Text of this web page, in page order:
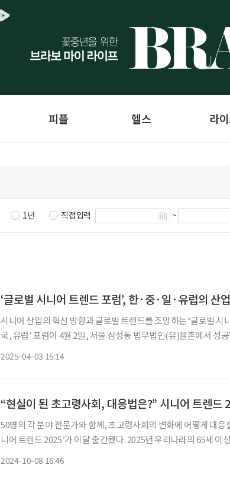
피플 헬스 라
1년 직접입력 ~
‘글로벌 시니어 트렌드 포럼’, 한·중·일·유럽의 산
시니어 산업의 혁신 방향과 글로벌 트렌드를 조망하는 ‘글로벌 시
국, 유럽’ 포럼이 4월 2일, 서울 삼성동 법무법인(유)율촌에서 성
2025-04-03 15:14
“현실이 된 초고령사회, 대응법은?” 시니어 트렌드
50명의 각 분야 전문가와 함께, 초고령사회의 변화에 어떻게 대응
니어 트렌드 2025’가 이달 출간됐다. 2025년 우리나라의 65세 이상 인구 비율은 20%를 넘을
2024-10-08 16:46